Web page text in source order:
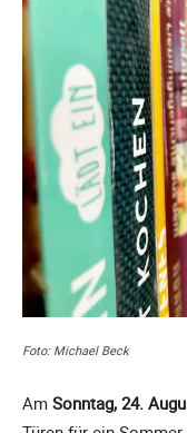
Damian
Foto: Michael Beck
Am Sonntag, 24.